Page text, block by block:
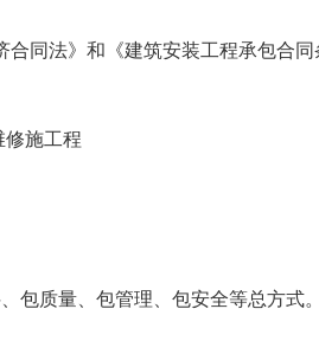
合同法》和《建筑安装工程承包合
修施工程
包质量、包管理、包安全等总方式。